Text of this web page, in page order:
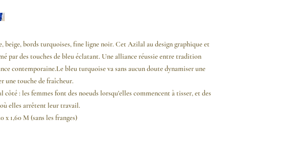
beige, bords turquoises, fine ligne noir. Cet Azilal au design graphique et
par des touches de bleu éclatant. Une alliance réussie entre tradition
contemporaine.Le bleu turquoise va sans aucun doute dynamiser une
une touche de fraîcheur.
côté : les femmes font des noeuds lorsqu'elles commencent à tisser, et des
elles arrêtent leur travail.
x 1,60 M (sans les franges)